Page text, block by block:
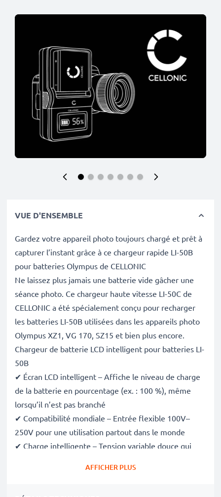
VUE D'ENSEMBLE
Gardez votre appareil photo toujours chargé et prêt à
capturer l’instant grâce à ce chargeur rapide LI-50B
pour batteries Olympus de CELLONIC
Ne laissez plus jamais une batterie vide gâcher une
séance photo. Ce chargeur haute vitesse LI-50C de
CELLONIC a été spécialement conçu pour recharger
les batteries LI-50B utilisées dans les appareils photo
Olympus XZ1, VG 170, SZ15 et bien plus encore.
Chargeur de batterie LCD intelligent pour batteries LI-
50B
✔ Écran LCD intelligent – Affiche le niveau de charge
de la batterie en pourcentage (ex. : 100 %), même
lorsqu’il n’est pas branché
✔ Compatibilité mondiale – Entrée flexible 100V–
250V pour une utilisation partout dans le monde
✔ Charge intelligente – Tension variable douce qui
AFFICHER PLUS